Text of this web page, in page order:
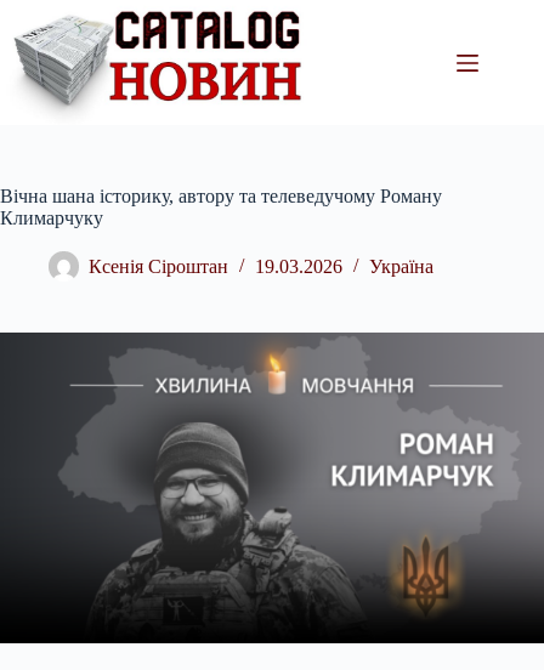
вмісту
Вічна шана історику, автору та телеведучому Роману
Климарчуку
Ксенія Сіроштан 19.03.2026 Україна